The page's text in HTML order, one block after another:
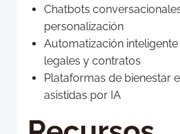
Chatbots
personalización
Automatización
legales y contratos
Plataformas de bienestar
asistidas por IA